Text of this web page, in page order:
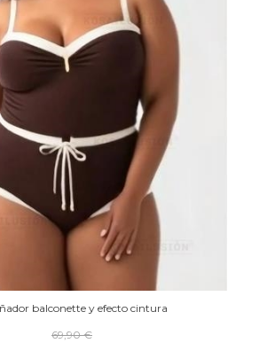
balconette y efecto cintura
69,90 €